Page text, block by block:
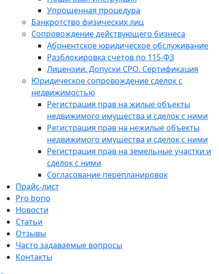
Упрощенная процедура
Банкротство физических лиц
Сопровождение действующего бизнеса
Абонентское юридическое обслуживание
Разблокировка счетов по 115-ФЗ
Лицензии. Допуски СРО. Сертификация
Юридическое сопровождение сделок с
недвижимостью
Регистрация прав на жилые объекты
недвижимого имущества и сделок с ними
Регистрация прав на нежилые объекты
недвижимого имущества и сделок с ними
Регистрация прав на земельные участки и
сделок с ними
Согласование перепланировок
Прайс-лист
Pro bono
Новости
Статьи
Отзывы
Часто задаваемые вопросы
Контакты